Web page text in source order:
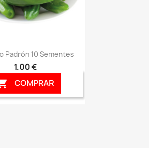
Vista rápida
Padrón 10 Sementes
1,00 €
COMPRAR